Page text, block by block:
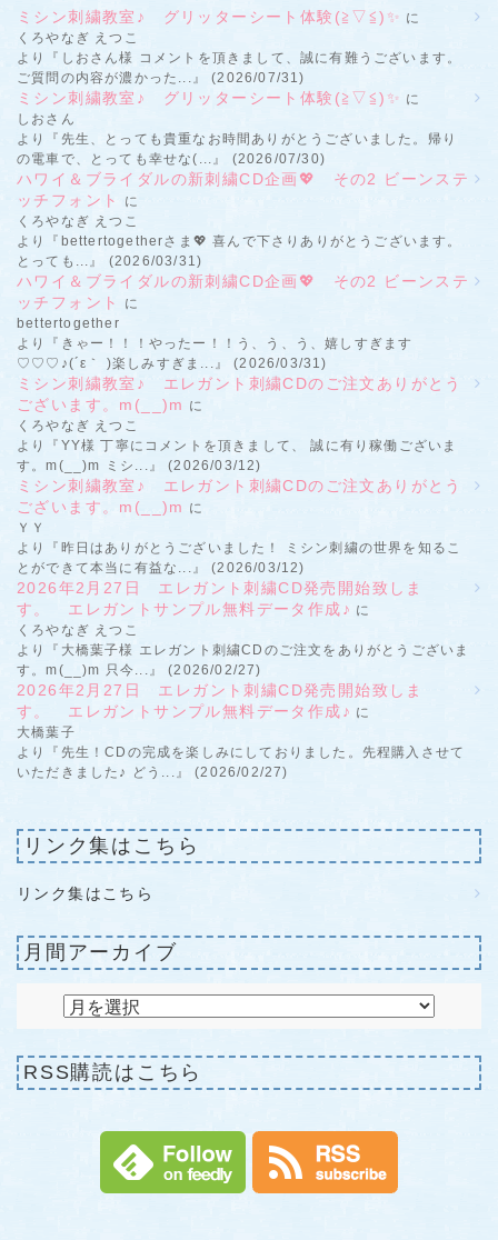
ミシン刺繍教室♪ グリッターシート体験(≧▽≦)✨ に
くろやなぎ えつこ
より『しおさん様 コメントを頂きまして、誠に有難うございます。
ご質問の内容が濃かった...』 (2026/07/31)
ミシン刺繍教室♪ グリッターシート体験(≧▽≦)✨ に
しおさん
より『先生、とっても貴重なお時間ありがとうございました。帰り
の電車で、とっても幸せな(...』 (2026/07/30)
ハワイ＆ブライダルの新刺繍CD企画💖 その2 ビーンステ
ッチフォント
に
くろやなぎ えつこ
より『bettertogetherさま💖 喜んで下さりありがとうございます。
とっても...』 (2026/03/31)
ハワイ＆ブライダルの新刺繍CD企画💖 その2 ビーンステ
ッチフォント
に
bettertogether
より『きゃー！！！やったー！！う、う、う、嬉しすぎます
♡♡♡♪(´ε｀ )楽しみすぎま...』 (2026/03/31)
ミシン刺繍教室♪ エレガント刺繍CDのご注文ありがとう
ございます。m(__)m に
くろやなぎ えつこ
より『YY様 丁寧にコメントを頂きまして、 誠に有り稼働ございま
す。m(__)m ミシ...』 (2026/03/12)
ミシン刺繍教室♪ エレガント刺繍CDのご注文ありがとう
ございます。m(__)m に
ＹＹ
より『昨日はありがとうございました！ ミシン刺繍の世界を知るこ
とができて本当に有益な...』 (2026/03/12)
2026年2月27日 エレガント刺繍CD発売開始致しま
す。 エレガントサンプル無料データ作成♪ に
くろやなぎ えつこ
より『大橋葉子様 エレガント刺繍CDのご注文をありがとうございま
す。m(__)m 只今...』 (2026/02/27)
2026年2月27日 エレガント刺繍CD発売開始致しま
す。 エレガントサンプル無料データ作成♪ に
大橋葉子
より『先生！CDの完成を楽しみにしておりました。先程購入させて
いただきました♪ どう...』 (2026/02/27)
リンク集はこちら
リンク集はこちら
月間アーカイブ
RSS購読はこちら